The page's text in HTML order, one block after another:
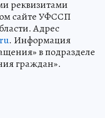
реквизитами
сайте УФССП
Адрес
. Информация
в подразделе
граждан».